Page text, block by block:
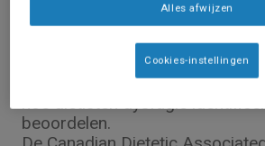
Dysfagie wordt beschouwd als
risicofactor voor ondervoeding
van de oudere volwassenen in
treffen. Desondanks is er weinig
hoe diëtisten dysfagie
beoordelen.
Alles afwijzen
Cookies-instellingen